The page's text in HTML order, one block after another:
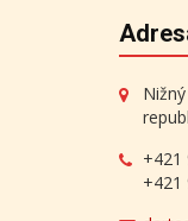
+421
+421